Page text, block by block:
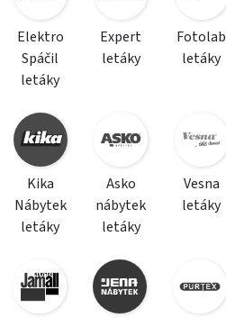
Elektro
Spáčil
letáky
Expert
letáky
Fotolab
letáky
Kika
Nábytek
letáky
Asko
nábytek
letáky
Vesna
letáky